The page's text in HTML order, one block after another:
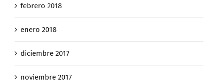
febrero 2018
enero 2018
diciembre 2017
noviembre 2017